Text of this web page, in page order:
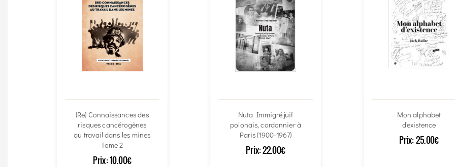
(Re) Connaissances des
risques cancérogènes
au travail dans les mines
Tome 2
Prix:10.00€
Nuta Immigré juif
polonais, cordonnier à
Paris (1900-1967)
Prix:22.00€
Mon alphabet
d'existence
Prix:25.00€